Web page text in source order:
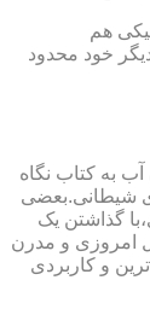
هم
خود محدود
به کتاب نگاه
شیطانی.بعضی
سال ۱۲۸۴ میلادی ساخته شده،برخی دیگر اختراع عینک را به مردی به نام روچربیکنبا نسبت میدهند که در سال ۱۲۶۶ میلادی،با گذاشتن یک
ادوارد اسکارلت استایل امروزی و مدرن
و کاربردی